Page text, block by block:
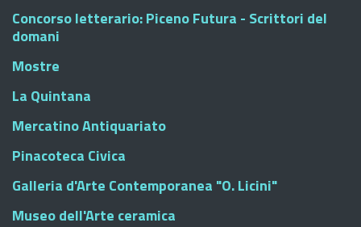
Concorso letterario: Piceno Futura - Scrittori del
domani
Mostre
La Quintana
Mercatino Antiquariato
Pinacoteca Civica
Galleria d'Arte Contemporanea "O. Licini"
Museo dell'Arte ceramica